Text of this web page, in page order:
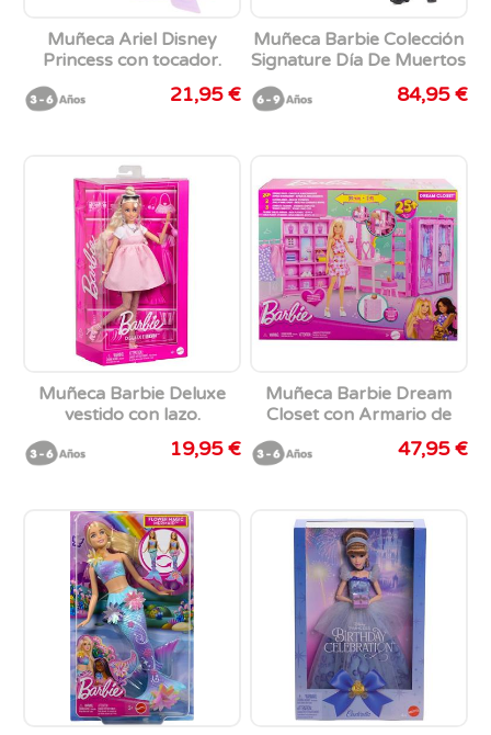
Muñeca Ariel Disney
Princess con tocador.
21,95 €
Muñeca Barbie Colección
Signature Día De Muertos
84,95 €
Muñeca Barbie Deluxe
vestido con lazo.
19,95 €
Muñeca Barbie Dream
Closet con Armario de
compartimentos y47,95 €